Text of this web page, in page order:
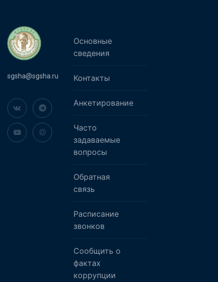
sgsha@sgsha.ru
Основные
сведения
Контакты
Анкетирование
Часто
задаваемые
вопросы
Обратная
связь
Расписание
звонков
Сообщить о
фактах
коррупции